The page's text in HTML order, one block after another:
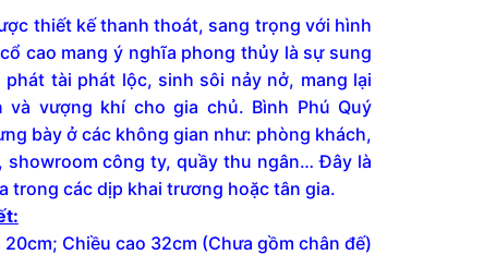
thiết kế thanh thoát, sang trọng với hình
cao mang ý nghĩa phong thủy là sự sung
tài phát lộc, sinh sôi nảy nở, mang lại
và vượng khí cho gia chủ. Bình Phú Quý
bày ở các không gian như: phòng khách,
showroom công ty, quầy thu ngân… Đây là
trong các dịp khai trương hoặc tân gia.
Chiều cao 32cm (Chưa gồm chân đế)